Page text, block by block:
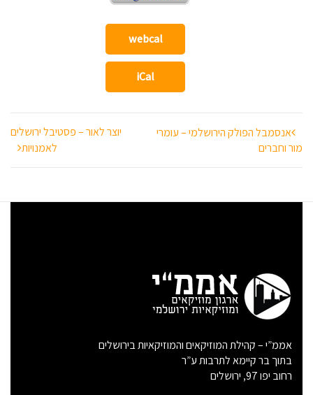
webcal
iCal
ניווט
אנסמבל הפולק הירושלמי – עומרי
מור וחברים
יוצר לאור – פסטיבל ירושלים
לאמנויות
אממ”י – קהילת המוזיקאים והמוזיקאיות בירושלים
בתוך בר קיימא לתרבות ע”ר
רחוב יפו 97, ירושלים